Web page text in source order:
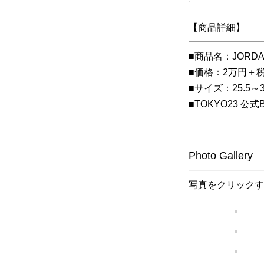
【商品詳細】
■商品名：
■価格：2万円＋
■サイズ：25.5～
■TOKYO23 公式
Photo Gallery
写真をクリック